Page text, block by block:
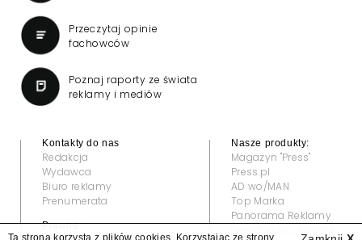
Przeczytaj opinie
fachowców
Poznaj raporty ze świata
reklamy i mediów
Kontakty do nas
Redakcja
Wydawca
Biuro reklamy
Prenumerata
Prawne:
Nasze produkty:
Magazyn "Press"
Press.pl
AD wo/MAN
Top Marka
Panorama Reklamy
Ta strona korzysta z plików cookies. Korzystając ze strony